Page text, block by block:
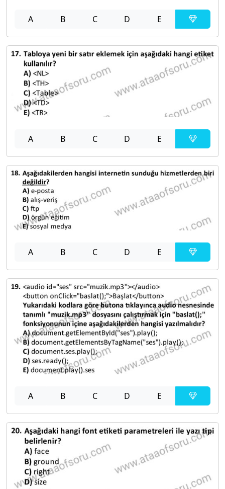
A B C D E
A B C D E
A B C D E
A B C D E